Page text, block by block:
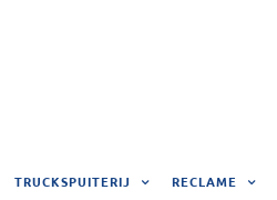
TRUCKSPUITERIJ RECLAME